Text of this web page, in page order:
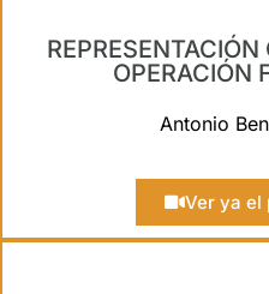
OPERACIÓN
Antonio
Ver ya el